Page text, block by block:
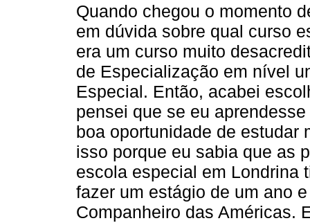
Quando chegou o momento
em dúvida sobre qual curso
era um curso muito
de Especialização em nível
Especial. Então, acabei
pensei que se eu
boa oportunidade de estudar
isso porque eu sabia que as
escola especial em Londrina
fazer um estágio de um ano
Companheiro das Américas.